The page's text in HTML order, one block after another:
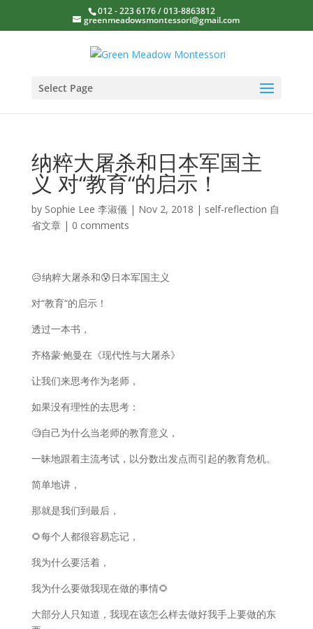
012 - 223 6176 / 013-8863812
greenmeadowsmontessori@gmail.com
Select Page
纳粹大屠杀和日本军国主
义 对“教育“的启示！
by Sophie Lee 李淑儀| Nov 2, 2018 | self-reflection 自
省文章| 0 comments
😥纳粹大屠杀和😰日本军国主义
对“教育“的启示！
透过一本书，
齐格蒙·鲍曼在《现代性与大屠杀》
让我们来思考作为老师，
如果没有理性的去思考：
🧐自己为什么当老师的教育意义，
一昧地跟着主流考试，以分数出发点而引起的教育危机。
简单地讲，
那就是我们到最后，
🌻每个人都很容易忘记，
我为什么要活着，
我为什么要做我现在做的事情🌻
大部分人只知道，我现在该怎么样去做好我手上要做的东